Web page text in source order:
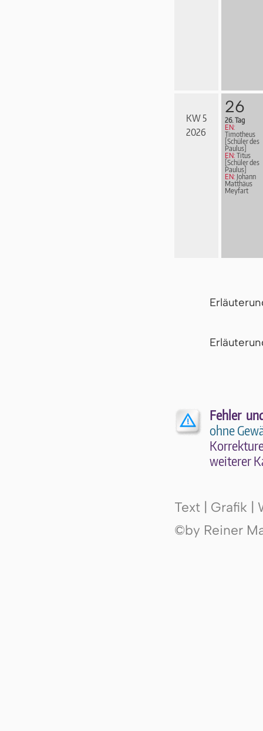
KW 5
2026
26
26. Tag
EN:
Timotheus
[Schüler des
Paulus]
EN: Titus
[Schüler des
Paulus]
EN: Johann
Matthäus
Meyfart
Fehler
ohne
wei­te­rer
Text | Grafik |
©by Reiner